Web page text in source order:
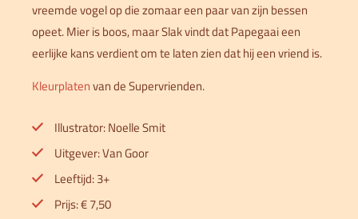
vreemde vogel op die zomaar een paar van zijn bessen
opeet. Mier is boos, maar Slak vindt dat Papegaai een
eerlijke kans verdient om te laten zien dat hij een vriend is.
Kleurplatenvan de Supervrienden.
Illustrator: Noelle Smit
Uitgever: Van Goor
Leeftijd: 3+
Prijs: € 7,50